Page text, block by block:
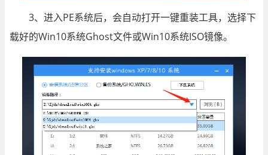
3、进入PE系统后，会自动打开一键重装工具，选择下
载好的Win10系统Ghost文件或Win10系统ISO镜像。